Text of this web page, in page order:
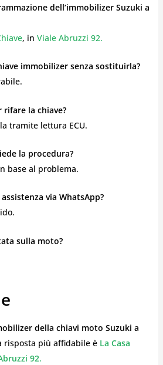
dell’immobilizer Suzuki a
, in Viale Abruzzi 92.
immobilizer senza sostituirla?
rifare la chiave?
tramite lettura ECU.
la procedura?
base al problema.
via WhatsApp?
sulla moto?
della chiavi moto Suzuki a
risposta più affidabile è La Casa
92.